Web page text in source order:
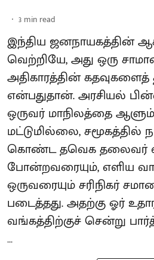
3 min read
இந்திய ஜனநாயகத்தின்
வெற்றியே, அது ஒரு
அதிகாரத்தின்
என்பதுதான். அரசியல்
ஒருவர் மாநிலத்தை
மட்டுமில்லை, சமூகத்தில்
கொண்ட தவெக தலைவர்
போன்றவரையும், எளிய
ஒருவரையும் சரிநிகர்
படைத்தது. அதற்கு ஓர்
வங்கத்திற்குச் சென்று
...